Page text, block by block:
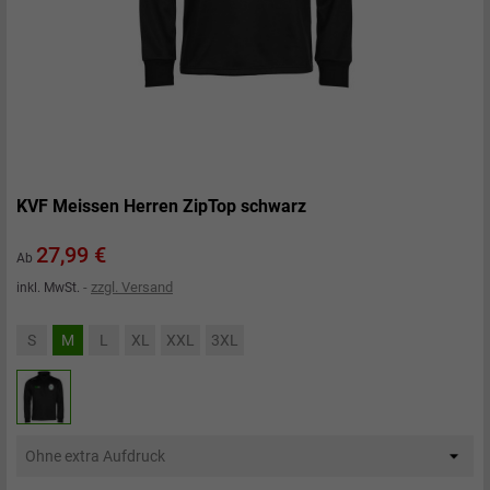
KVF Meissen Herren ZipTop schwarz
Ab Preis
27,99 €
inkl. MwSt. zzgl. Versand
S M L XL XXL 3XL